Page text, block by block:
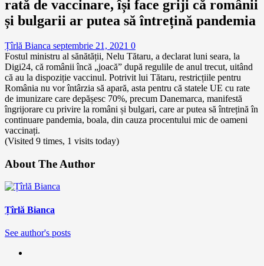
rată de vaccinare, își face griji că românii
și bulgarii ar putea să întrețină pandemia
Țîrlă Bianca septembrie 21, 2021 0
Fostul ministru al sănătății, Nelu Tătaru, a declarat luni seara, la
Digi24, că românii încă „joacă” după regulile de anul trecut, uitând
că au la dispoziție vaccinul. Potrivit lui Tătaru, restricțiile pentru
România nu vor întârzia să apară, asta pentru că statele UE cu rate
de imunizare care depășesc 70%, precum Danemarca, manifestă
îngrijorare cu privire la români și bulgari, care ar putea să întrețină în
continuare pandemia, boala, din cauza procentului mic de oameni
vaccinați.
(Visited 9 times, 1 visits today)
About The Author
Țîrlă Bianca
See author's posts